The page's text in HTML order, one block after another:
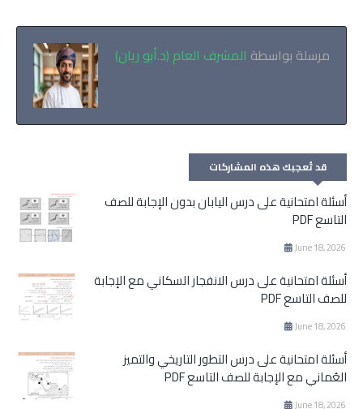
مرسلة بواسطة المشرف العام (د.أبو ريان)
قد تُعجبك هذه المشاركات
أسئلة امتحانية على درس اليابان بدون الإجابة للصف
التاسع PDF
June 18, 2026
أسئلة امتحانية على درس الانفجار السكاني مع الإجابة
للصف التاسع PDF
June 18, 2026
أسئلة امتحانية على درس التطور التاريخي والتميز
العُماني مع الإجابة للصف التاسع PDF
June 18, 2026